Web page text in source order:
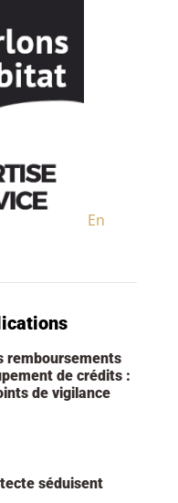
En
remboursements
de crédits :
de vigilance
séduisent